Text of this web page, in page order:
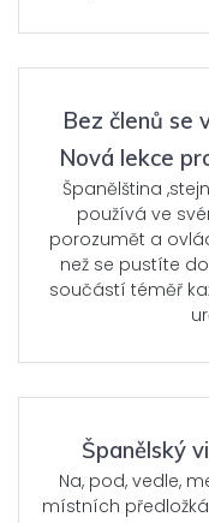
Bez členů se
Nová lekce
Španělština
používá ve
porozumět a
než se pustíte
součástí téměř
Španělský
Na, pod, vedle,
místních